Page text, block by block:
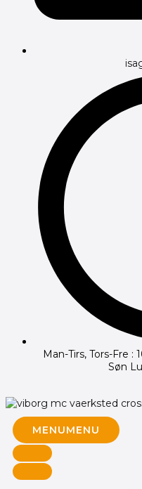
Man-Tirs, Tors-Fre :
Søn
MENUMENU